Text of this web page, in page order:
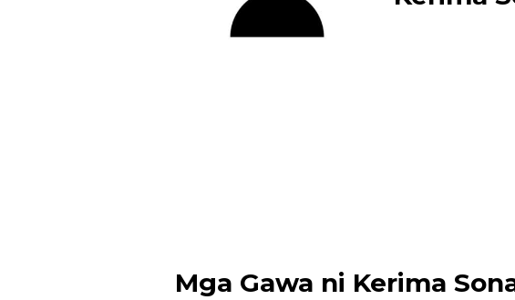
Mga Gawa ni Kerima